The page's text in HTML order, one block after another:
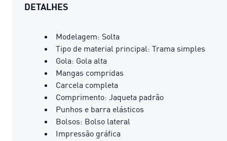
DETALHES
Modelagem: Solta
Tipo de material principal: Trama simples
Gola: Gola alta
Mangas compridas
Carcela completa
Comprimento: Jaqueta padrão
Punhos e barra elásticos
Bolsos: Bolso lateral
Impressão gráfica